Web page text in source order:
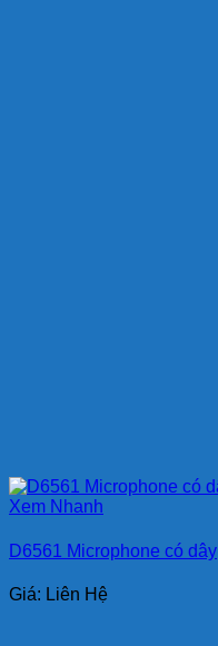
Xem Nhanh
D6561 Microphone có dây
Giá: Liên Hệ